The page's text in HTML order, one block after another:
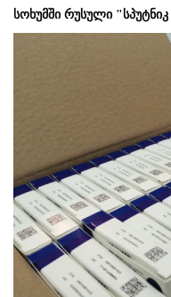
სოხუმში რუსული